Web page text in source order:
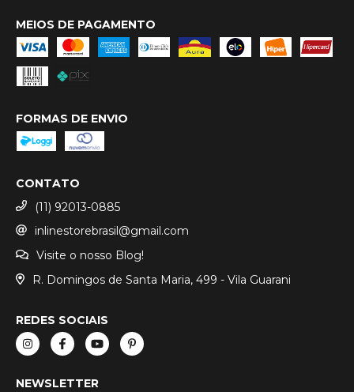
MEIOS DE PAGAMENTO
FORMAS DE ENVIO
CONTATO
(11) 92013-0885
inlinestorebrasil@gmail.com
Visite o nosso Blog!
R. Domingos de Santa Maria, 499 - Vila Guarani
REDES SOCIAIS
NEWSLETTER